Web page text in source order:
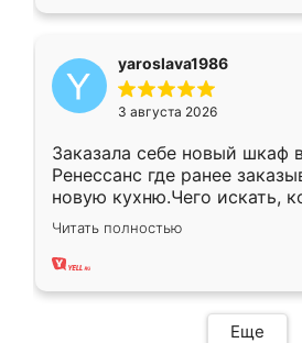
yaroslava1986
3 августа 2026
Заказала себе новый шкаф
Ренессанс где ранее
новую кухню.Чего искать,
вполне довольна. Служит
два года, нареканий нет.
Читать полностью
Еще